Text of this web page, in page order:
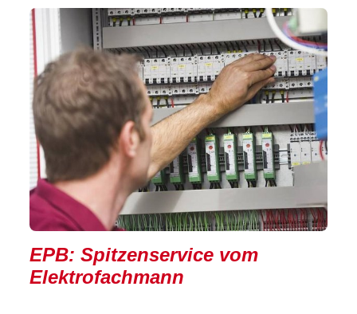
EPB: Spitzenservice vom
Elektrofachmann